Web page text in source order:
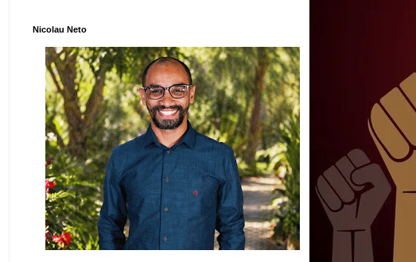
Nicolau Neto